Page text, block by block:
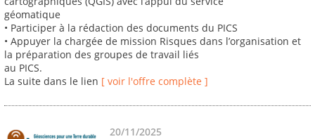
géomatique
• Participer à la rédaction des documents du PICS
• Appuyer la chargée de mission Risques dans l’organisation et
la préparation des groupes de travail liés
au PICS.
La suite dans le lien [ voir l'offre complète ]
20/11/2025